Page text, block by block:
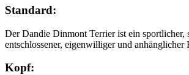
Standard:
Der Dandie Dinmont Terrier ist ein sportlicher,
entschlossener, eigenwilliger und anhänglicher
Kopf: